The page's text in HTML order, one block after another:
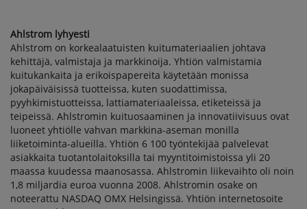
Ahlstrom lyhyesti
Ahlstrom on korkealaatuisten kuitumateriaalien johtava
kehittäjä, valmistaja ja markkinoija. Yhtiön valmistamia
kuitukankaita ja erikoispapereita käytetään monissa
jokapäiväisissä tuotteissa, kuten suodattimissa,
pyyhkimistuotteissa, lattiamateriaaleissa, etiketeissä ja
teipeissä. Ahlstromin kuituosaaminen ja innovatiivisuus ovat
luoneet yhtiölle vahvan markkina-aseman monilla
liiketoiminta-alueilla. Yhtiön 6 100 työntekijää palvelevat
asiakkaita tuotantolaitoksilla tai myyntitoimistoissa yli 20
maassa kuudessa maanosassa. Ahlstromin liikevaihto oli noin
1,8 miljardia euroa vuonna 2008. Ahlstromin osake on
noteerattu NASDAQ OMX Helsingissä. Yhtiön internetosoite